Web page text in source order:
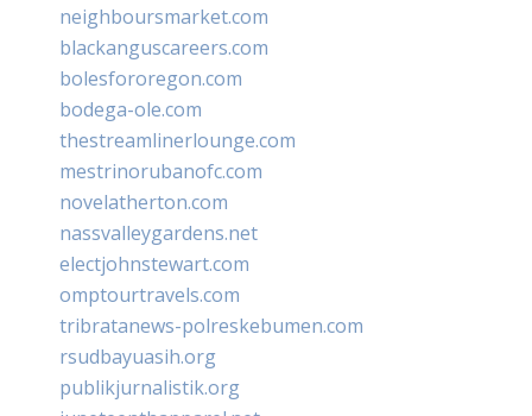
neighboursmarket.com
blackanguscareers.com
bolesfororegon.com
bodega-ole.com
thestreamlinerlounge.com
mestrinorubanofc.com
novelatherton.com
nassvalleygardens.net
electjohnstewart.com
omptourtravels.com
tribratanews-polreskebumen.com
rsudbayuasih.org
publikjurnalistik.org